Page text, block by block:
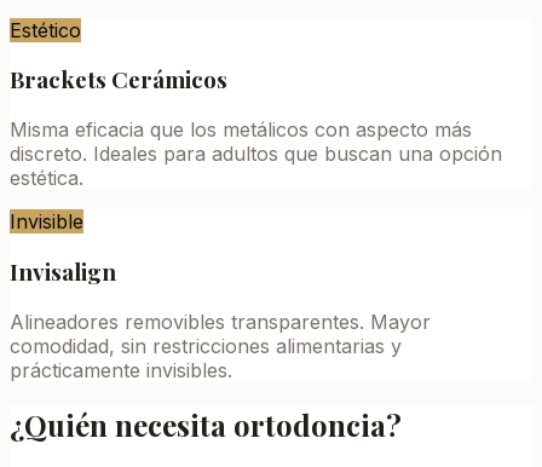
Estético
Brackets Cerámicos
Misma eficacia que los metálicos con aspecto más
discreto. Ideales para adultos que buscan una opción
estética.
Invisible
Invisalign
Alineadores removibles transparentes. Mayor
comodidad, sin restricciones alimentarias y
prácticamente invisibles.
¿Quién necesita ortodoncia?